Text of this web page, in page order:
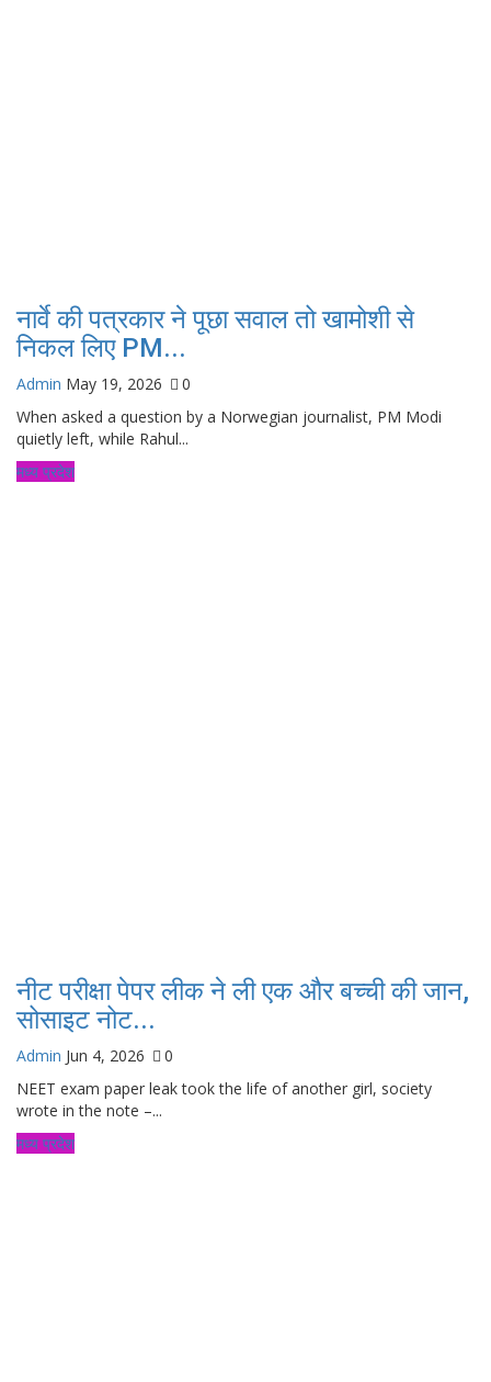
नार्वे की पत्रकार ने पूछा सवाल तो खामोशी से
निकल लिए PM...
Admin May 19, 2026
0
When asked a question by a Norwegian journalist, PM Modi
quietly left, while Rahul...
मध्य प्रदेश
नीट परीक्षा पेपर लीक ने ली एक और बच्ची की जान,
सोसाइट नोट...
Admin Jun 4, 2026
0
NEET exam paper leak took the life of another girl, society
wrote in the note –...
मध्य प्रदेश